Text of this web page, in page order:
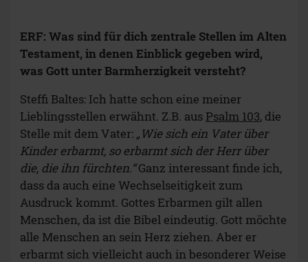
ERF: Was sind für dich zentrale Stellen im Alten
Testament, in denen Einblick gegeben wird,
was Gott unter Barmherzigkeit versteht?
Steffi Baltes: Ich hatte schon eine meiner
Lieblingsstellen erwähnt. Z.B. aus Psalm 103, die
Stelle mit dem Vater: „Wie sich ein Vater über
Kinder erbarmt, so erbarmt sich der Herr über
die, die ihn fürchten.“Ganz interessant finde ich,
dass da auch eine Wechselseitigkeit zum
Ausdruck kommt. Gottes Erbarmen gilt allen
Menschen, da ist die Bibel eindeutig. Gott möchte
alle Menschen an sein Herz ziehen. Aber er
erbarmt sich vielleicht auch in besonderer Weise